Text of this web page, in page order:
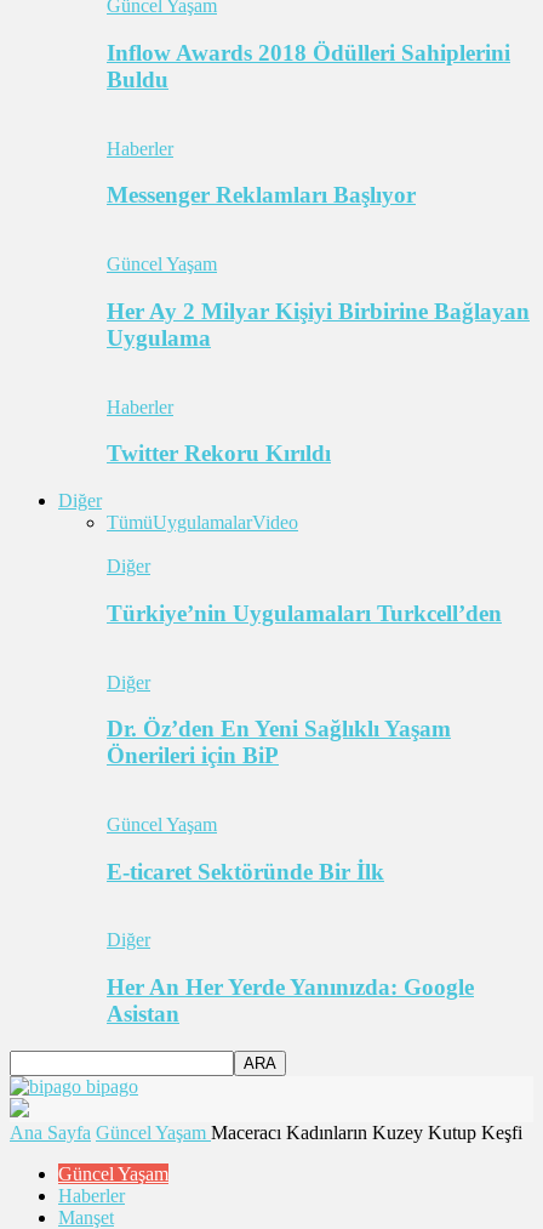
Güncel Yaşam
Inflow Awards 2018 Ödülleri Sahiplerini
Buldu
Haberler
Messenger Reklamları Başlıyor
Güncel Yaşam
Her Ay 2 Milyar Kişiyi Birbirine Bağlayan
Uygulama
Haberler
Twitter Rekoru Kırıldı
Diğer
TümüUygulamalarVideo
Diğer
Türkiye’nin Uygulamaları Turkcell’den
Diğer
Dr. Öz’den En Yeni Sağlıklı Yaşam
Önerileri için BiP
Güncel Yaşam
E-ticaret Sektöründe Bir İlk
Diğer
Her An Her Yerde Yanınızda: Google
Asistan
bipago
Ana Sayfa Güncel Yaşam Maceracı Kadınların Kuzey Kutup Keşfi
Güncel Yaşam
Haberler
Manşet